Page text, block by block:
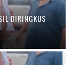
DIRINGKUS